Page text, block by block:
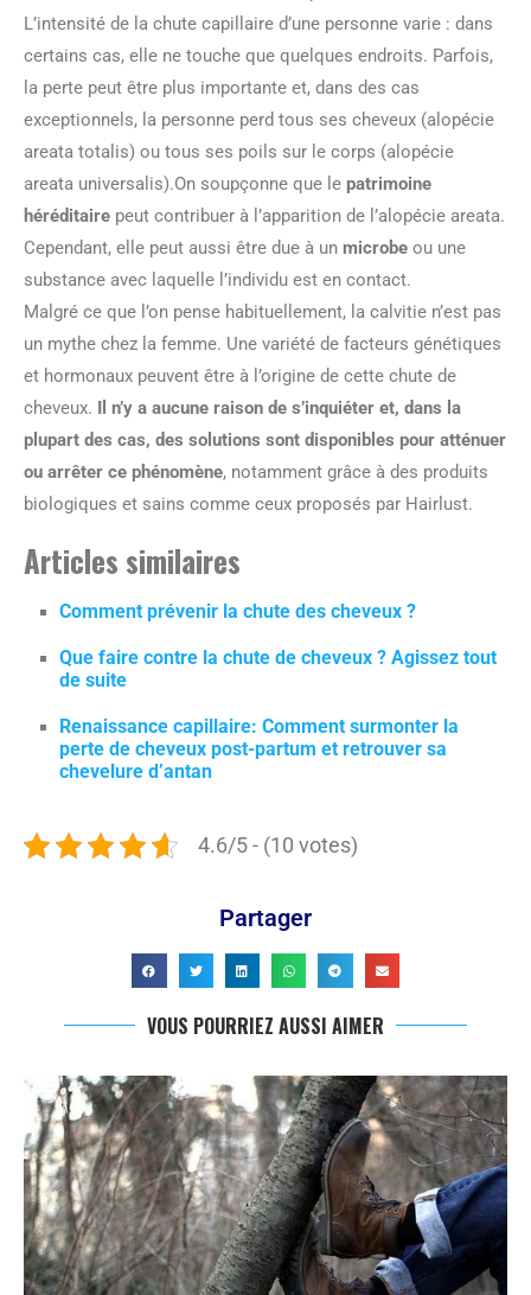
L’intensité de la chute capillaire d’une personne varie : dans
certains cas, elle ne touche que quelques endroits. Parfois,
la perte peut être plus importante et, dans des cas
exceptionnels, la personne perd tous ses cheveux (alopécie
areata totalis) ou tous ses poils sur le corps (alopécie
areata universalis).On soupçonne que le patrimoine
héréditaire peut contribuer à l’apparition de l’alopécie areata.
Cependant, elle peut aussi être due à un microbe ou une
substance avec laquelle l’individu est en contact.
Malgré ce que l’on pense habituellement, la calvitie n’est pas
un mythe chez la femme. Une variété de facteurs génétiques
et hormonaux peuvent être à l’origine de cette chute de
cheveux. Il n’y a aucune raison de s’inquiéter et, dans la
plupart des cas, des solutions sont disponibles pour atténuer
ou arrêter ce phénomène, notamment grâce à des produits
biologiques et sains comme ceux proposés par Hairlust.
Articles similaires
Comment prévenir la chute des cheveux ?
Que faire contre la chute de cheveux ? Agissez tout
de suite
Renaissance capillaire: Comment surmonter la
perte de cheveux post-partum et retrouver sa
chevelure d’antan
4.6/5 - (10 votes)
Partager
VOUS POURRIEZ AUSSI AIMER